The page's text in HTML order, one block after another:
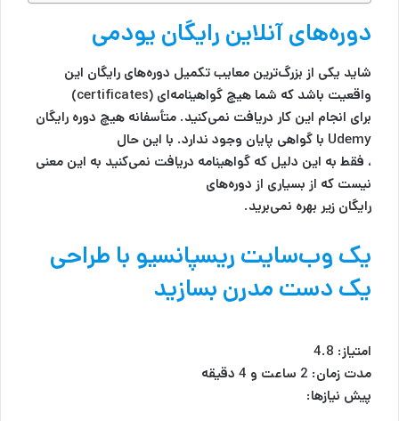
دوره‌های آنلاین رایگان یودمی
شاید یکی از بزرگ‌ترین معایب تکمیل دوره‌های رایگان این
واقعیت باشد که شما هیچ گواهینامه‌ای (certificates)
برای انجام این کار دریافت نمی‌کنید. متأسفانه هیچ دوره رایگان
Udemy با گواهی پایان وجود ندارد. با این حال
، فقط به این دلیل که گواهینامه دریافت نمی‌کنید به این معنی
نیست که از بسیاری از دوره‌های
رایگان زیر بهره نمی‌برید.
یک وب‌سایت ریسپانسیو با طراحی
یک دست مدرن بسازید
امتیاز: 4.8
مدت زمان: 2 ساعت و 4 دقیقه
پیش نیازها: